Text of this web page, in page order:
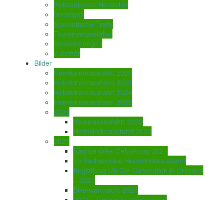
Reifendienste/Hersteller
Sonstiges
Stammtische/Treffs
Tourenveranstalter
Versicherungen
Zubehör
Bilder
Heimkinderausfahrt 2026
Heimkinderausfahrt 2025
Heimkinderausfahrt 2024
Heimkinderausfahrt 2023
2022
Vereinssausfahrt 2022
Heimkinderausfahrt 2022
2021
Sachsenbike-Geburtstag 2021
19.Sachsenbike-Heimkinderausfahrt
Begleitung US Car Convention in Dresden
– 2021
Bikerweihnacht 2021